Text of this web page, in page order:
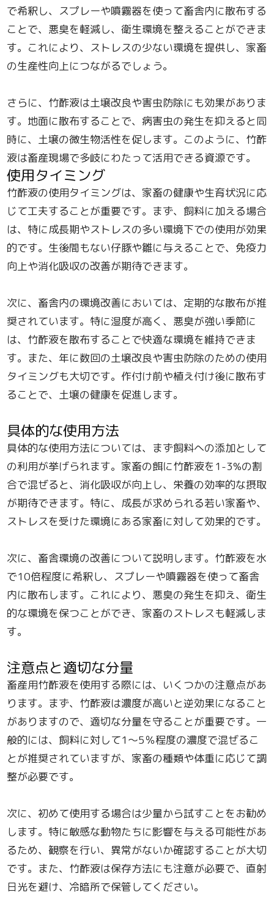
で希釈し、スプレーや噴霧器を使って畜舎内に散布する
ことで、悪臭を軽減し、衛生環境を整えることができま
す。これにより、ストレスの少ない環境を提供し、家畜
の生産性向上につながるでしょう。
さらに、竹酢液は土壌改良や害虫防除にも効果がありま
す。地面に散布することで、病害虫の発生を抑えると同
時に、土壌の微生物活性を促します。このように、竹酢
液は畜産現場で多岐にわたって活用できる資源です。
使用タイミング
竹酢液の使用タイミングは、家畜の健康や生育状況に応
じて工夫することが重要です。まず、飼料に加える場合
は、特に成長期やストレスの多い環境下での使用が効果
的です。生後間もない仔豚や雛に与えることで、免疫力
向上や消化吸収の改善が期待できます。
次に、畜舎内の環境改善においては、定期的な散布が推
奨されています。特に湿度が高く、悪臭が強い季節に
は、竹酢液を散布することで快適な環境を維持できま
す。また、年に数回の土壌改良や害虫防除のための使用
タイミングも大切です。作付け前や植え付け後に散布す
ることで、土壌の健康を促進します。
具体的な使用方法
具体的な使用方法については、まず飼料への添加として
の利用が挙げられます。家畜の餌に竹酢液を1-3%の割
合で混ぜると、消化吸収が向上し、栄養の効率的な摂取
が期待できます。特に、成長が求められる若い家畜や、
ストレスを受けた環境にある家畜に対して効果的です。
次に、畜舎環境の改善について説明します。竹酢液を水
で10倍程度に希釈し、スプレーや噴霧器を使って畜舎
内に散布します。これにより、悪臭の発生を抑え、衛生
的な環境を保つことができ、家畜のストレスも軽減しま
す。
注意点と適切な分量
畜産用竹酢液を使用する際には、いくつかの注意点があ
ります。まず、竹酢液は濃度が高いと逆効果になること
がありますので、適切な分量を守ることが重要です。一
般的には、飼料に対して1〜5％程度の濃度で混ぜるこ
とが推奨されていますが、家畜の種類や体重に応じて調
整が必要です。
次に、初めて使用する場合は少量から試すことをお勧め
します。特に敏感な動物たちに影響を与える可能性があ
るため、観察を行い、異常がないか確認することが大切
です。また、竹酢液は保存方法にも注意が必要で、直射
日光を避け、冷暗所で保管してください。